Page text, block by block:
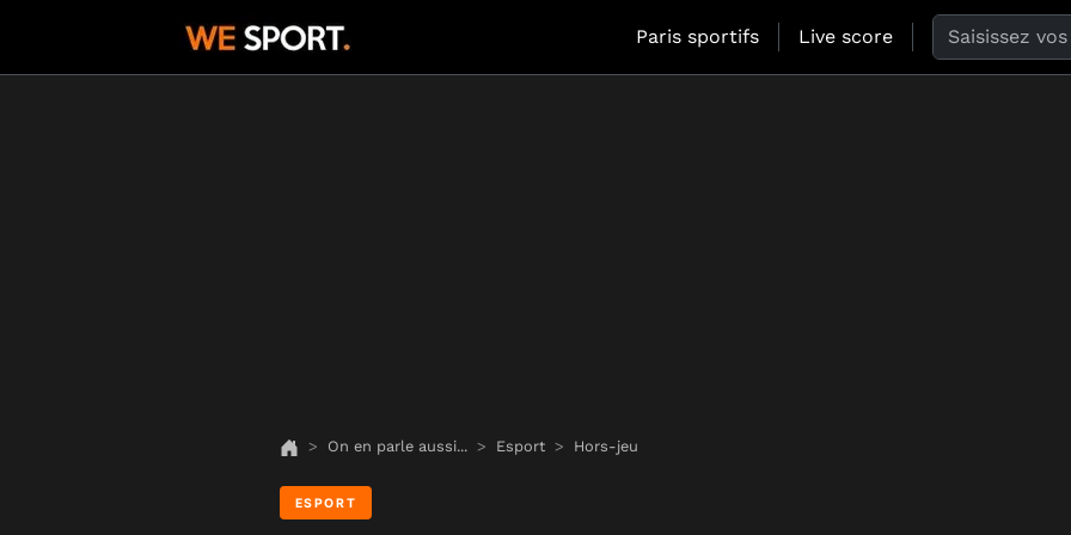
Paris sportifs Live score Search the
On en parle aussi... Esport Hors-jeu
ESPORT